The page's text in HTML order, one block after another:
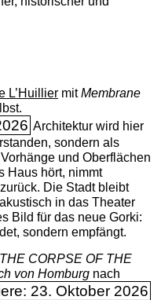
L’Huilliermit ­Membrane
Architektur wird hier
sondern als
und Oberflächen
Haus hört, nimmt
Die Stadt bleibt
in das Theater
Bild für das neue Gorki:
sondern empfängt.
CORPSE OF THE
von Homburgnach
23. Oktober 2026